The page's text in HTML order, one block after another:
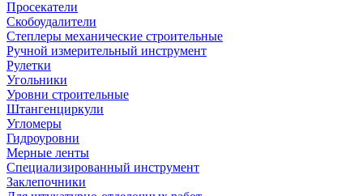
Просекатели
Скобоудалители
Степлеры механические строительные
Ручной измерительный инструмент
Рулетки
Угольники
Уровни строительные
Штангенциркули
Угломеры
Гидроуровни
Мерные ленты
Специализированный инструмент
Заклепочники